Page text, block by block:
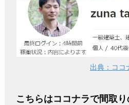
出典：ココ
こちらはココナラで間取